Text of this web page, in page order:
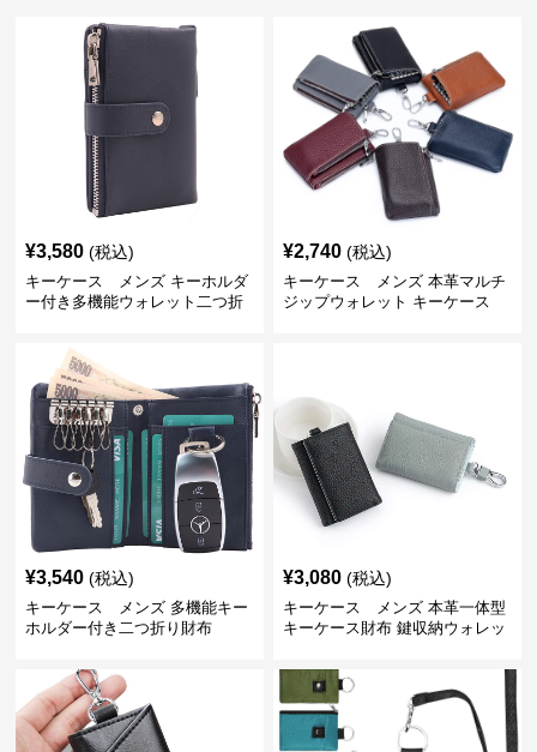
¥3,580 (税込)
キーケース メンズ キーホルダ
ー付き多機能ウォレット二つ折
¥2,740 (税込)
キーケース メンズ 本革マルチ
ジップウォレット キーケース
¥3,540 (税込)
キーケース メンズ 多機能キー
ホルダー付き二つ折り財布
¥3,080 (税込)
キーケース メンズ 本革一体型
キーケース財布 鍵収納ウォレッ